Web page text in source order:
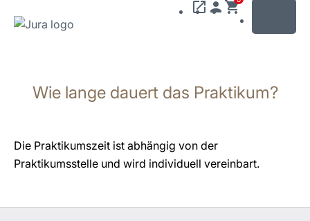
wechseln
wechseln
Wie lange dauert das Praktikum?
Die Praktikumszeit ist abhängig von der
Praktikumsstelle und wird individuell vereinbart.